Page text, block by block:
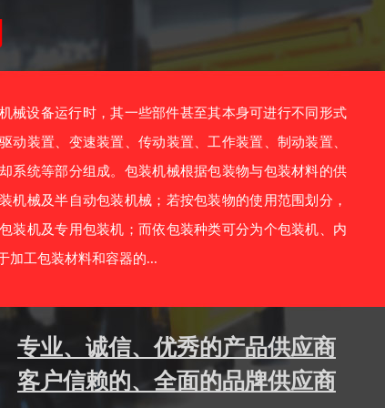
设备运行时，其一些部件甚至其本身可进行不同形式
动装置、变速装置、传动装置、工作装置、制动装置、
系统等部分组成。包装机械根据包装物与包装材料的供
机械及半自动包装机械；若按包装物的使用范围划分，
装机及专用包装机；而依包装种类可分为个包装机、内
加工包装材料和容器的...
专业、诚信、优秀的产品供应商
客户信赖的、全面的品牌供应商